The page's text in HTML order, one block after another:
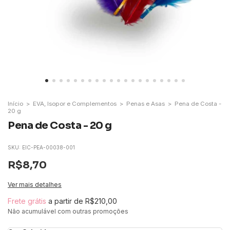
Início > EVA, Isopor e Complementos > Penas e Asas > Pena de Costa -
20 g
Pena de Costa - 20 g
SKU: EIC-PEA-00038-001
R$8,70
Ver mais detalhes
Frete grátis a partir de R$210,00
Não acumulável com outras promoções